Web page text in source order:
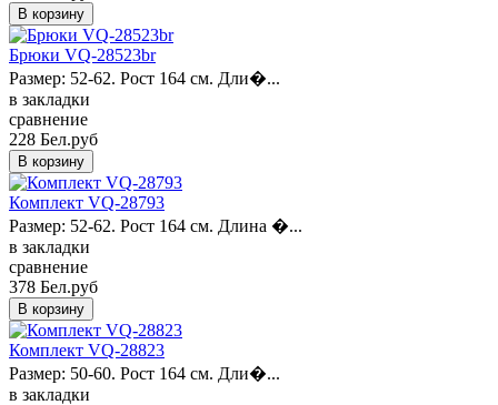
Брюки VQ-28523br
Размер: 52-62. Рост 164 см. Дли�...
в закладки
сравнение
228 Бел.руб
Комплект VQ-28793
Размер: 52-62. Рост 164 см. Длина �...
в закладки
сравнение
378 Бел.руб
Комплект VQ-28823
Размер: 50-60. Рост 164 см. Дли�...
в закладки